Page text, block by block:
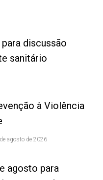
discussão
sanitário
à Violência
agosto de 2026
agosto para